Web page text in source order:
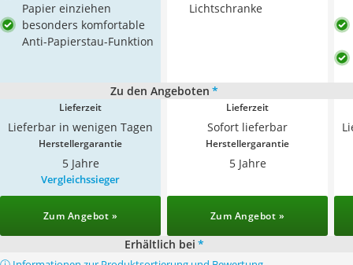
Papier einziehen
besonders komfortable
Anti-Papierstau-Funktion
Lichtschranke
Zu den Angeboten *
Lieferzeit
Lieferbar in wenigen Tagen
Lieferzeit
Sofort lieferbar
Herstellergarantie
5 Jahre
Herstellergarantie
5 Jahre
Vergleichssieger
Zum Angebot » Zum Angebot »
Erhältlich bei *